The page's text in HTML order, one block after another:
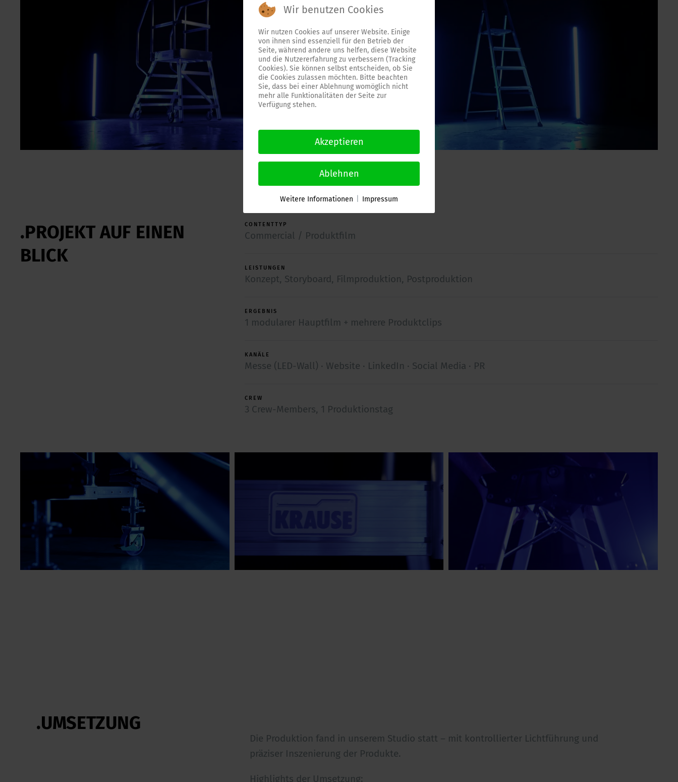
.PROJEKT AUF EINEN
BLICK
CONTENTTYP
Commercial / Produktfilm
LEISTUNGEN
Konzept, Storyboard, Filmproduktion, Postproduktion
ERGEBNIS
1 modularer Hauptfilm + mehrere Produktclips
KANÄLE
Messe (LED-Wall) · Website · LinkedIn · Social Media · PR
CREW
3 Crew-Members, 1 Produktionstag
.UMSETZUNG
Die Produktion fand in unserem Studio statt – mit kontrollierter Lichtführung und
präziser Inszenierung der Produkte.
Highlights der Umsetzung:
Wir benutzen Cookies
Wir nutzen Cookies auf unserer Website. Einige
von ihnen sind essenziell für den Betrieb der
Seite, während andere uns helfen, diese Website
und die Nutzererfahrung zu verbessern (Tracking
Cookies). Sie können selbst entscheiden, ob Sie
die Cookies zulassen möchten. Bitte beachten
Sie, dass bei einer Ablehnung womöglich nicht
mehr alle Funktionalitäten der Seite zur
Verfügung stehen.
Akzeptieren
Ablehnen
Weitere Informationen Impressum